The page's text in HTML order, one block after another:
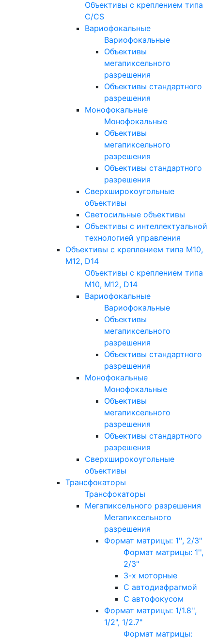
Объективы с креплением типа
C/CS
Вариофокальные
Вариофокальные
Объективы
мегапиксельного
разрешения
Объективы стандартного
разрешения
Монофокальные
Монофокальные
Объективы
мегапиксельного
разрешения
Объективы стандартного
разрешения
Сверхширокоугольные
объективы
Светосильные объективы
Объективы с интеллектуальной
технологией управления
Объективы с креплением типа M10,
M12, D14
Объективы с креплением типа
M10, M12, D14
Вариофокальные
Вариофокальные
Объективы
мегапиксельного
разрешения
Объективы стандартного
разрешения
Монофокальные
Монофокальные
Объективы
мегапиксельного
разрешения
Объективы стандартного
разрешения
Сверхширокоугольные
объективы
Трансфокаторы
Трансфокаторы
Мегапиксельного разрешения
Мегапиксельного
разрешения
Формат матрицы: 1'', 2/3"
Формат матрицы: 1'',
2/3"
3-х моторные
С автодиафрагмой
С автофокусом
Формат матрицы: 1/1.8'',
1/2", 1/2.7"
Формат матрицы: